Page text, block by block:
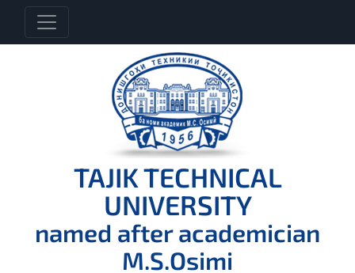
TAJIK TECHNICAL
UNIVERSITY
named after academician
M.S.Osimi